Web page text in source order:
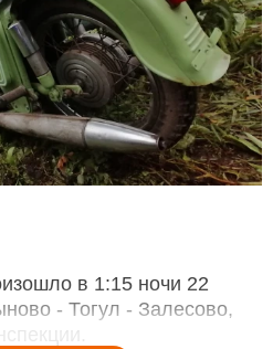
в 1:15 ночи 22
- Тогул - Залесово,